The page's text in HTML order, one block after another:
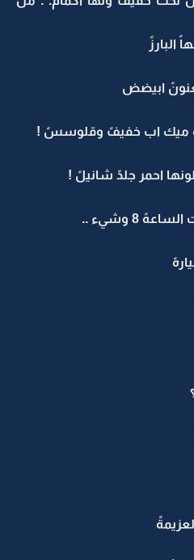
البارزً
ابيضض
ميك اب خفيفً وقلوسسً !
احمر جلدً شانيلً !